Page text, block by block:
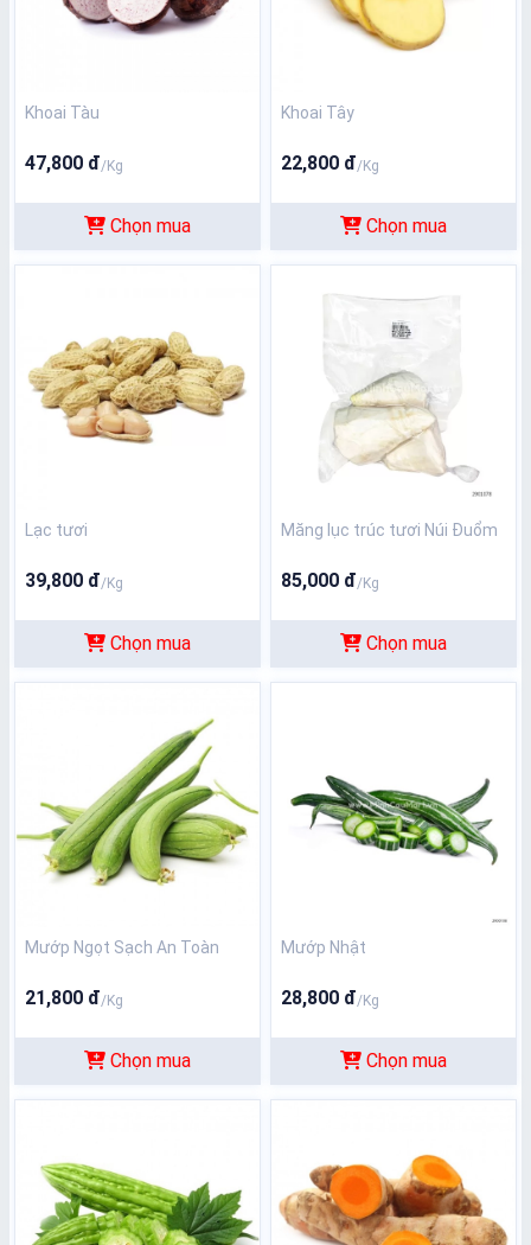
Khoai Tàu
47,800 đ/Kg
Chọn mua
Khoai Tây
22,800 đ/Kg
Chọn mua
Lạc tươi
39,800 đ/Kg
Chọn mua
Măng lục trúc tươi Núi Đuổm
85,000 đ/Kg
Chọn mua
Mướp Ngọt Sạch An Toàn
21,800 đ/Kg
Chọn mua
Mướp Nhật
28,800 đ/Kg
Chọn mua